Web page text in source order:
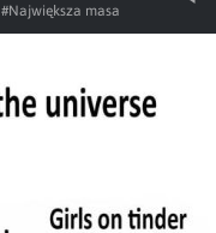
#Największa masa